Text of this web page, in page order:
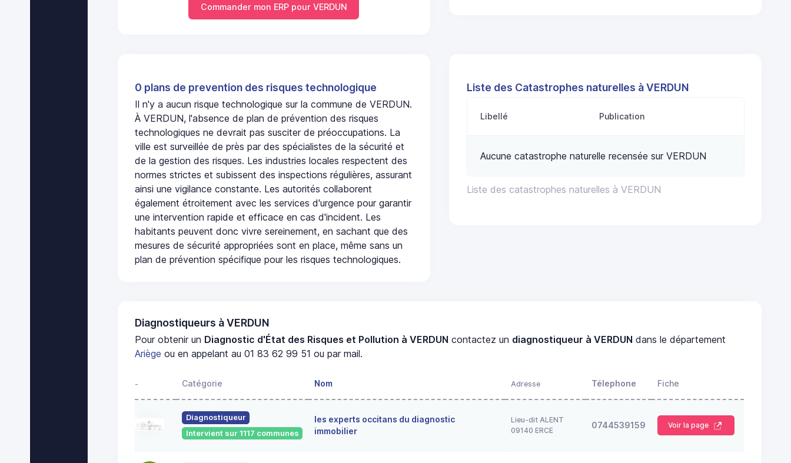
Commander mon ERP pour VERDUN
0 plans de prevention des risques technologique
Il n'y a aucun risque technologique sur la commune de VERDUN.
À VERDUN, l'absence de plan de prévention des risques
technologiques ne devrait pas susciter de préoccupations. La
ville est surveillée de près par des spécialistes de la sécurité et
de la gestion des risques. Les industries locales respectent des
normes strictes et subissent des inspections régulières, assurant
ainsi une vigilance constante. Les autorités collaborent
également étroitement avec les services d'urgence pour garantir
une intervention rapide et efficace en cas d'incident. Les
habitants peuvent donc vivre sereinement, en sachant que des
mesures de sécurité appropriées sont en place, même sans un
plan de prévention spécifique pour les risques technologiques.
Liste des Catastrophes naturelles à VERDUN
Liste des catastrophes naturelles à VERDUN
Libellé Publication
Aucune catastrophe naturelle recensée sur VERDUN
Diagnostiqueurs à VERDUN
Pour obtenir un Diagnostic d'État des Risques et Pollution à VERDUN contactez un diagnostiqueur à VERDUN dans le département
Ariège ou en appelant au 01 83 62 99 51 ou par mail.
- Catégorie Nom Adresse Télephone Fiche
Diagnostiqueur
Intervient sur 1117 communes
les experts occitans du diagnostic
immobilier
Lieu-dit ALENT
09140 ERCE
0744539159 Voir la page